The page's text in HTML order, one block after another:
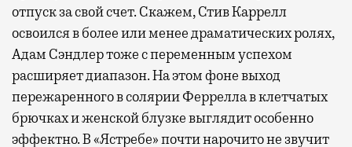
отпуск за свой счет. Скажем, Стив Каррелл
освоился в более или менее драматических ролях,
Адам Сэндлер тоже с переменным успехом
расширяет диапазон. На этом фоне выход
пережаренного в солярии Феррелла в клетчатых
брючках и женской блузке выглядит особенно
эффектно. В «Ястребе» почти нарочито не звучит